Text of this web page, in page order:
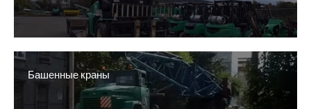
Башенные краны